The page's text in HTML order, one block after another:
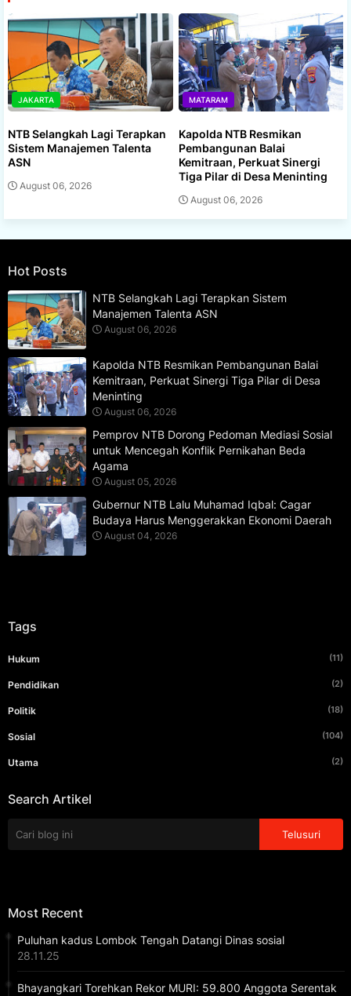
JAKARTA
NTB Selangkah Lagi Terapkan
Sistem Manajemen Talenta
ASN
August 06, 2026
MATARAM
Kapolda NTB Resmikan
Pembangunan Balai
Kemitraan, Perkuat Sinergi
Tiga Pilar di Desa Meninting
August 06, 2026
Hot Posts
NTB Selangkah Lagi Terapkan Sistem
Manajemen Talenta ASN
August 06, 2026
Kapolda NTB Resmikan Pembangunan Balai
Kemitraan, Perkuat Sinergi Tiga Pilar di Desa
Meninting
August 06, 2026
Pemprov NTB Dorong Pedoman Mediasi Sosial
untuk Mencegah Konflik Pernikahan Beda
Agama
August 05, 2026
Gubernur NTB Lalu Muhamad Iqbal: Cagar
Budaya Harus Menggerakkan Ekonomi Daerah
August 04, 2026
Tags
Hukum (11)
Pendidikan (2)
Politik (18)
Sosial (104)
Utama (2)
Search Artikel
Most Recent
Puluhan kadus Lombok Tengah Datangi Dinas sosial
28.11.25
Bhayangkari Torehkan Rekor MURI: 59.800 Anggota Serentak